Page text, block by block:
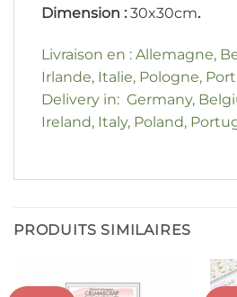
Dimension : 30x30cm.
Livraison en : Allemagne,
Irlande, Italie, Pologne,
Delivery in: Germany,
Ireland, Italy, Poland,
PRODUITS SIMILAIRES